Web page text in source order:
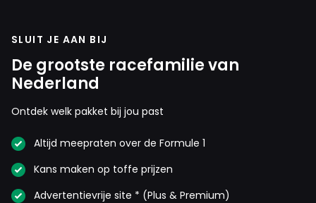
SLUIT JE AAN BIJ
De grootste racefamilie van
Nederland
Ontdek welk pakket bij jou past
Altijd meepraten over de Formule 1
Kans maken op toffe prijzen
Advertentievrije site * (Plus & Premium)